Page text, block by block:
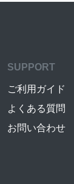
SUPPORT
ご利用ガイド
よくある質問
お問い合わせ